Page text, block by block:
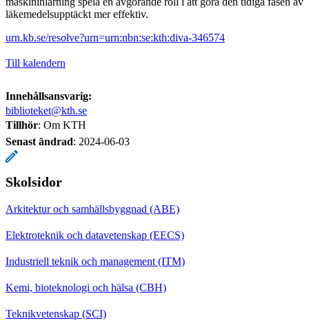
läkemedelsupptäckt mer effektiv.
urn.kb.se/resolve?urn=urn:nbn:se:kth:diva-346574
Till kalendern
Innehållsansvarig:
biblioteket@kth.se
Tillhör: Om KTH
Senast ändrad: 2024-06-03
Skolsidor
Arkitektur och samhällsbyggnad (ABE)
Elektroteknik och datavetenskap (EECS)
Industriell teknik och management (ITM)
Kemi, bioteknologi och hälsa (CBH)
Teknikvetenskap (SCI)